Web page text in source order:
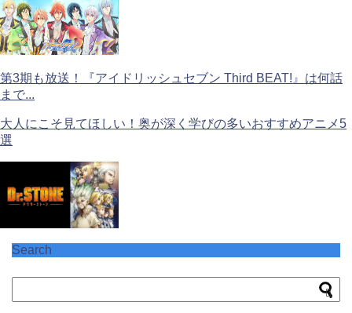
第3期も放送！『アイドリッシュセブン Third BEAT!』は何話
まで...
大人にこそ見てほしい！奥が深く学びの多いおすすめアニメ5
選
Search